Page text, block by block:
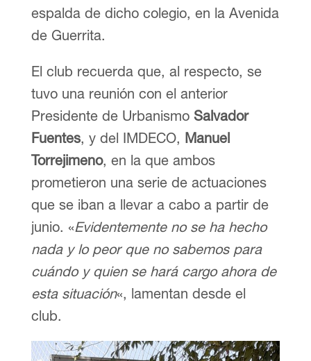
espalda de dicho colegio, en la Avenida
de Guerrita.
El club recuerda que, al respecto, se
tuvo una reunión con el anterior
Presidente de Urbanismo Salvador
Fuentes, y del IMDECO, Manuel
Torrejimeno, en la que ambos
prometieron una serie de actuaciones
que se iban a llevar a cabo a partir de
junio. «Evidentemente no se ha hecho
nada y lo peor que no sabemos para
cuándo y quien se hará cargo ahora de
esta situación«, lamentan desde el
club.